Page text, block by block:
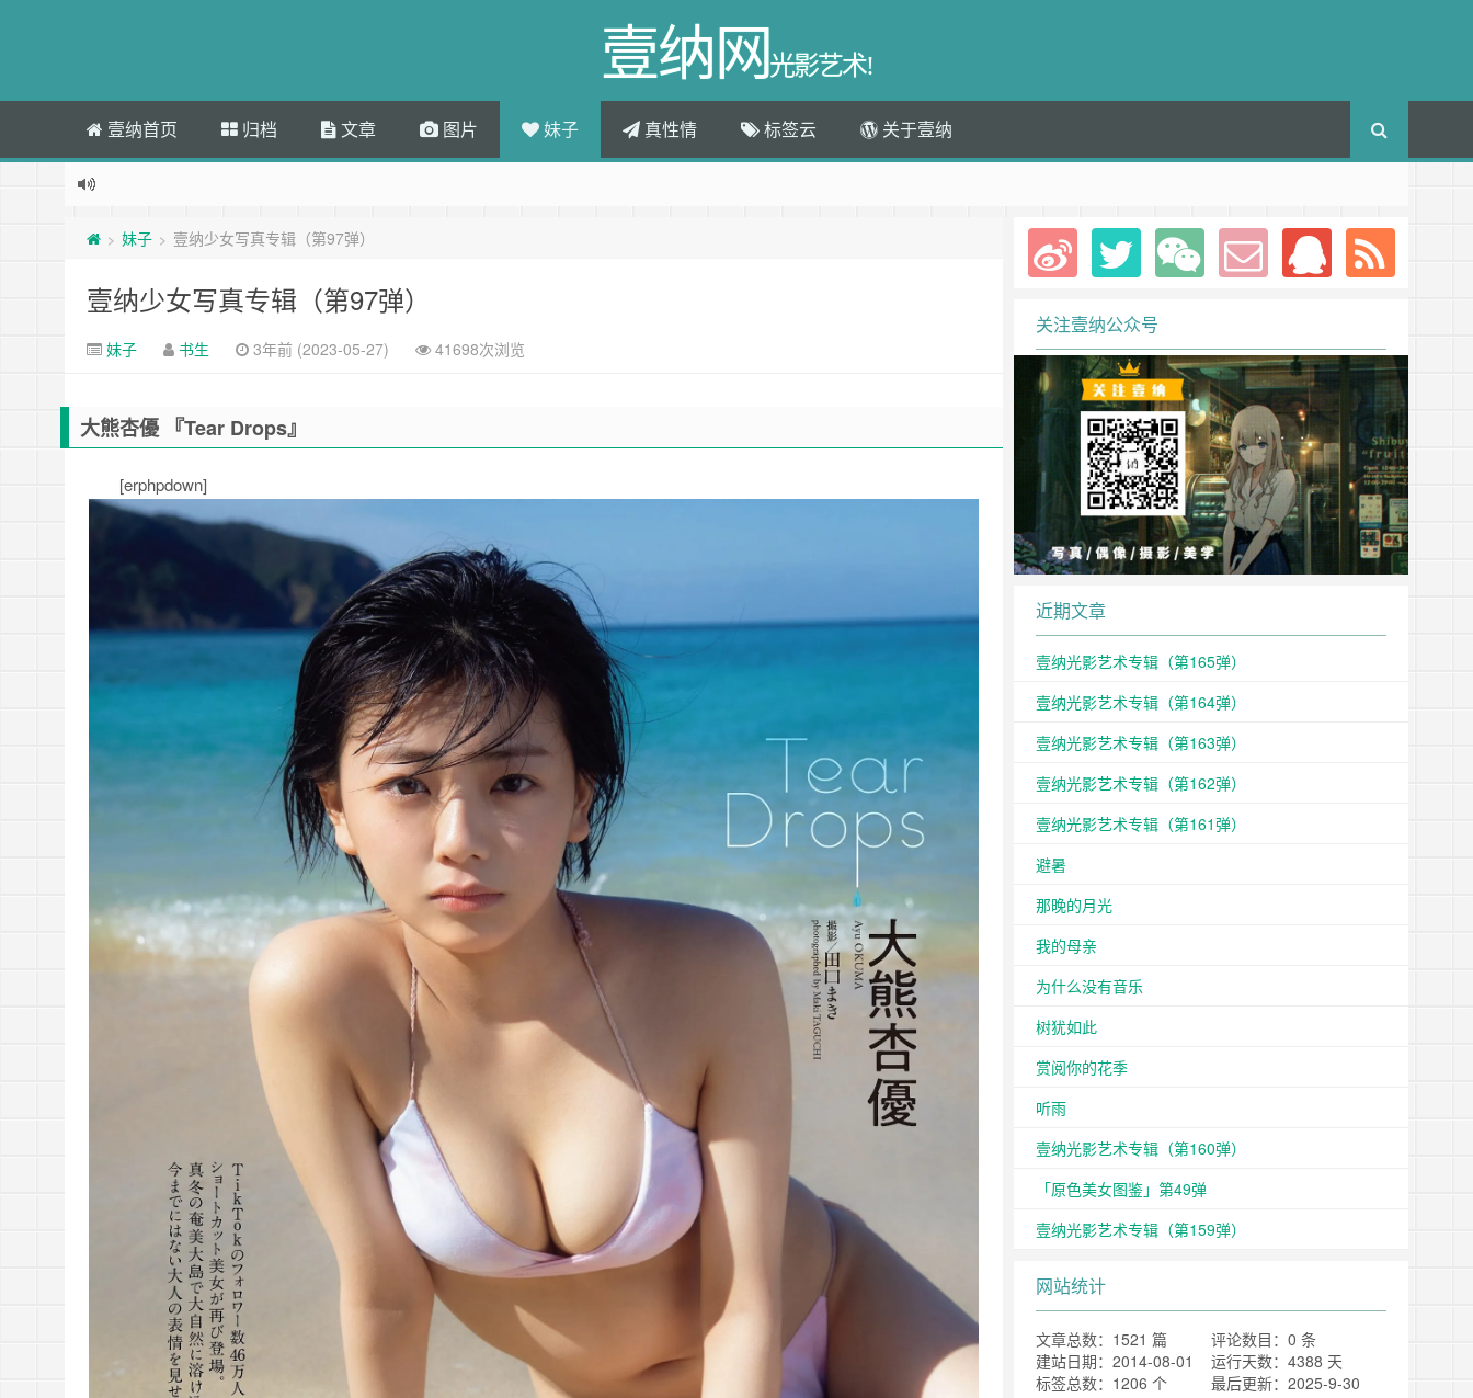
壹纳网光影艺术!
壹纳首页 归档 文章 图片 妹子 真性情 标签云 关于壹纳
> 妹子 > 壹纳少女写真专辑（第97弹）
壹纳少女写真专辑（第97弹）
妹子 书生 3年前 (2023-05-27) 41698次浏览
大熊杏優 『Tear Drops』
[erphpdown]
关注壹纳公众号
近期文章
壹纳光影艺术专辑（第165弹）
壹纳光影艺术专辑（第164弹）
壹纳光影艺术专辑（第163弹）
壹纳光影艺术专辑（第162弹）
壹纳光影艺术专辑（第161弹）
避暑
那晚的月光
我的母亲
为什么没有音乐
树犹如此
赏阅你的花季
听雨
壹纳光影艺术专辑（第160弹）
「原色美女图鉴」第49弹
壹纳光影艺术专辑（第159弹）
网站统计
文章总数：1521 篇
评论数目：0 条
建站日期：2014-08-01
运行天数：4388 天
标签总数：1206 个
最后更新：2025-9-30